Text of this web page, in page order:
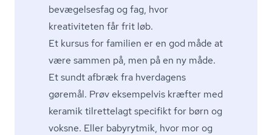
bevægelsesfag og fag, hvor
kreativiteten får frit løb.
Et kursus for familien er en god måde at
være sammen på, men på en ny måde.
Et sundt afbræk fra hverdagens
gøremål. Prøv eksempelvis kræfter med
keramik tilrettelagt specifikt for børn og
voksne. Eller babyrytmik, hvor mor og